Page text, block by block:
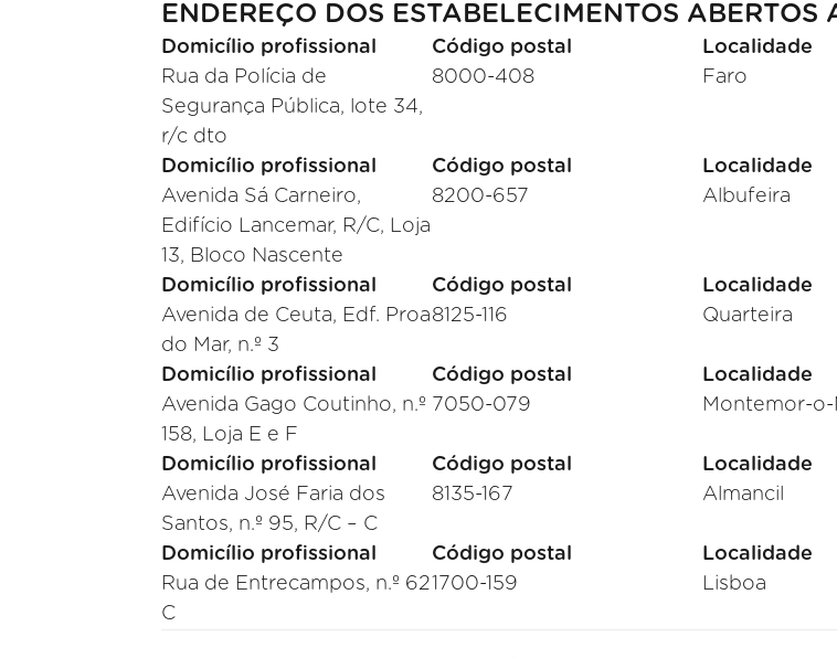
ENDEREÇO DOS ESTABELECIMENTOS ABERTOS
Domicílio profissional
Rua da Polícia de
Segurança Pública, lote 34,
r/c dto
Código postal
8000-408
Localidade
Faro
Domicílio profissional
Avenida Sá Carneiro,
Edifício Lancemar, R/C, Loja
13, Bloco Nascente
Código postal
8200-657
Localidade
Albufeira
Domicílio profissional
Avenida de Ceuta, Edf. Proa
do Mar, n.º 3
Código postal
8125-116
Localidade
Quarteira
Domicílio profissional
Avenida Gago Coutinho, n.º
158, Loja E e F
Código postal
7050-079
Localidade
Montemor-o-
Domicílio profissional
Avenida José Faria dos
Santos, n.º 95, R/C – C
Código postal
8135-167
Localidade
Almancil
Domicílio profissional
Rua de Entrecampos, n.º 62
C
Código postal
1700-159
Localidade
Lisboa